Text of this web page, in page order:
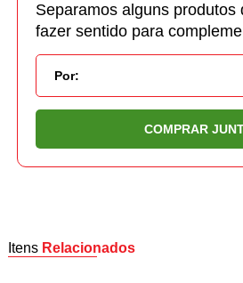
Separamos alguns produtos
fazer sentido para
Por:
COMPRAR
Itens Relacionados